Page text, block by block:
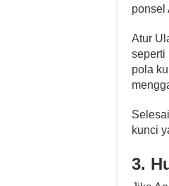
ponsel
Atur
seperti
pola
kunci
3.